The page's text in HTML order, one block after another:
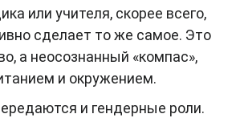
или учителя, скорее всего,
сделает то же самое. Это
а неосознанный «компас»,
и окружением.
и гендерные роли.